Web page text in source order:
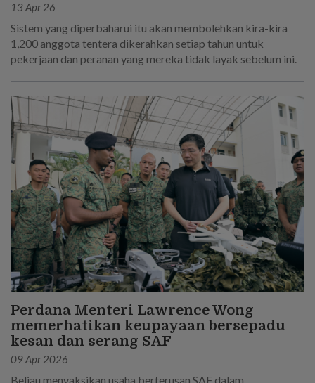
13 Apr 26
Sistem yang diperbaharui itu akan membolehkan kira-kira
1,200 anggota tentera dikerahkan setiap tahun untuk
pekerjaan dan peranan yang mereka tidak layak sebelum ini.
Perdana Menteri Lawrence Wong
memerhatikan keupayaan bersepadu
kesan dan serang SAF
09 Apr 2026
Beliau menyaksikan usaha berterusan SAF dalam